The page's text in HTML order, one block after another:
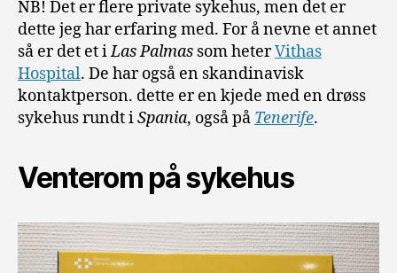
NB! Det er flere private sykehus, men det er
dette jeg har erfaring med. For å nevne et annet
så er det et iLas Palmas som heterVithas
Hospital. De har også en skandinavisk
kontaktperson. dette er en kjede med en drøss
sykehus rundt iSpania, også på Tenerife.
Venterom på sykehus